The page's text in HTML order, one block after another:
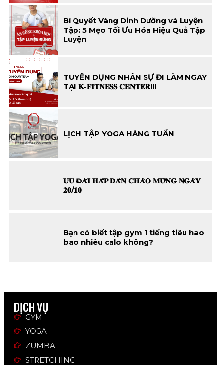
Bí Quyết Vàng Dinh Dưỡng và Luyện
Tập: 5 Mẹo Tối Ưu Hóa Hiệu Quả Tập
Luyện
TUYỂN DỤNG NHÂN SỰ ĐI LÀM NGAY
TẠI 𝐊-𝐅𝐈𝐓𝐍𝐄𝐒𝐒 𝐂𝐄𝐍𝐓𝐄𝐑!!!
LỊCH TẬP YOGA HÀNG TUẦN
𝐔̛𝐔 Đ𝐀̃𝐈 𝐇𝐀̂́𝐏 𝐃𝐀̂̃𝐍 𝐂𝐇𝐀̀𝐎 𝐌𝐔̛̀𝐍𝐆 𝐍𝐆𝐀̀𝐘
𝟐𝟎/𝟏𝟎
Bạn có biết tập gym 1 tiếng tiêu hao
bao nhiêu calo không?
DỊCH VỤ
GYM
YOGA
ZUMBA
STRETCHING